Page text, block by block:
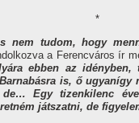
*
nem tudom, hogy
a Ferencváros ír
ebben az
is, ő
Egy tizenkilenc
játszatni, de